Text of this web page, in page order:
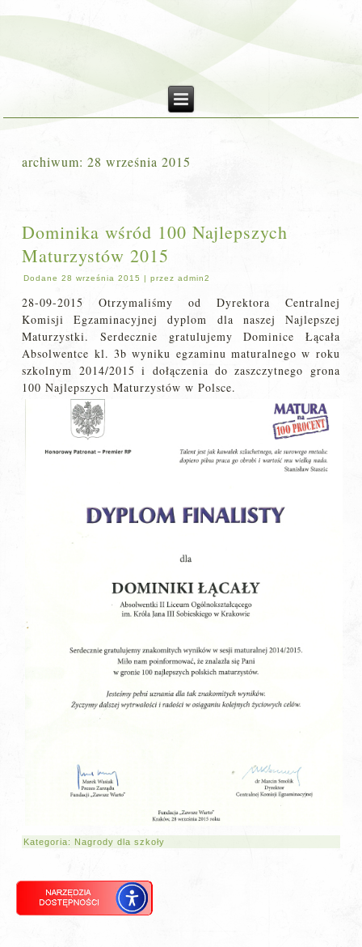
archiwum:28 września 2015
Dominika wśród 100 Najlepszych
Maturzystów 2015
Dodane 28 września 2015 |przez admin2
28-09-2015 Otrzymaliśmy od Dyrektora Centralnej
Komisji Egzaminacyjnej dyplom dla naszej Najlepszej
Maturzystki. Serdecznie gratulujemy Dominice Łącała
Absolwentce kl. 3b wyniku egzaminu maturalnego w roku
szkolnym 2014/2015 i dołączenia do zaszczytnego grona
100 Najlepszych Maturzystów w Polsce.
Kategoria: Nagrody dla szkoły